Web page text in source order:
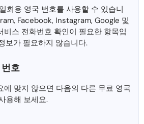
회용 영국 번호를 사용할 수 있습니
Facebook, Instagram, Google 및
비스 전화번호 확인이 필요한 항목입
보가 필요하지 않습니다.
호
에 맞지 않으면 다음의 다른 무료 영국
용해 보세요.